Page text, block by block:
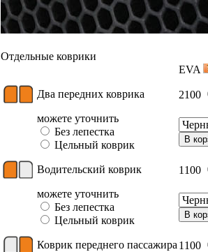
Отдельные коврики
EVA
Два передних коврика 2100
можете уточнить
Без лепестка
Цельный коврик
В
Водительский коврик 1100
можете уточнить
Без лепестка
Цельный коврик
В
Коврик переднего пассажира 1100